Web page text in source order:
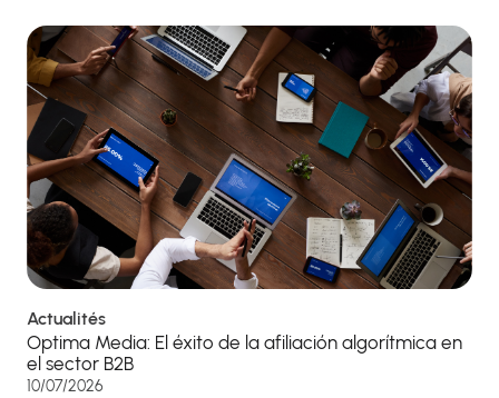
Actualités
Optima Media: El éxito de la afiliación algorítmica en
el sector B2B
10/07/2026